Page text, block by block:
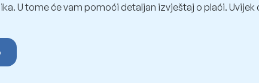
U tome će vam pomoći detaljan izvještaj o plaći.